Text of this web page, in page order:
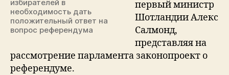
избирателей в
необходимость дать
положительный ответ на
вопрос референдума
первый министр
Шотландии Алекс
Салмонд,
представляя на
рассмотрение парламента законопроект о
референдуме.